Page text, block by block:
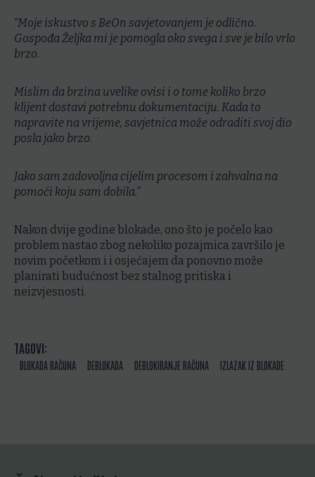
“Moje iskustvo s BeOn savjetovanjem je odlično.
Gospođa Željka mi je pomogla oko svega i sve je bilo vrlo
brzo.
Mislim da brzina uvelike ovisi i o tome koliko brzo
klijent dostavi potrebnu dokumentaciju. Kada to
napravite na vrijeme, savjetnica može odraditi svoj dio
posla jako brzo.
Jako sam zadovoljna cijelim procesom i zahvalna na
pomoći koju sam dobila.”
Nakon dvije godine blokade, ono što je počelo kao
problem nastao zbog nekoliko pozajmica završilo je
novim početkom i i osjećajem da ponovno može
planirati budućnost bez stalnog pritiska i
neizvjesnosti.
TAGOVI:
BLOKADA RAČUNA DEBLOKADA DEBLOKIRANJE RAČUNA IZLAZAK IZ BLOKADE